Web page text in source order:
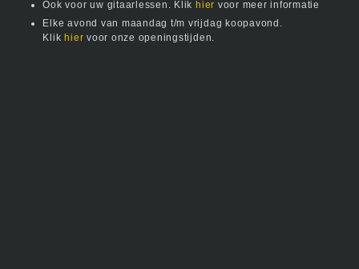
Ook voor uw gitaarlessen. Klik hier voor meer informatie
Elke avond van maandag t/m vrijdag koopavond.
Klikhier voor onze openingstijden.